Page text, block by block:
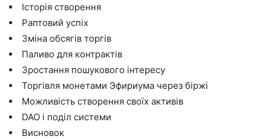
Історія створення
Раптовий успіх
Зміна обсягів торгів
Паливо для контрактів
Зростання пошукового інтересу
Торгівля монетами Эфириума через біржі
Можливість створення своїх активів
DAO і поділ системи
Висновок